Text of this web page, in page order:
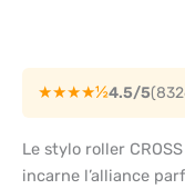
★★★★½4.5/5
Le stylo roller
incarne l’alliance